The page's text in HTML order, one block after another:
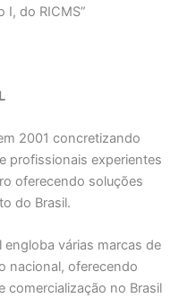
I, do RICMS”
2001 concretizando
profissionais experientes
oferecendo soluções
do Brasil.
engloba várias marcas de
nacional, oferecendo
comercialização no Brasil